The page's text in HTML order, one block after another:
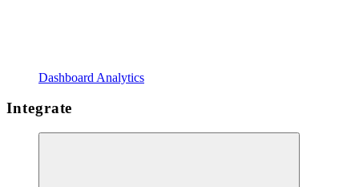
Dashboard Analytics
Integrate